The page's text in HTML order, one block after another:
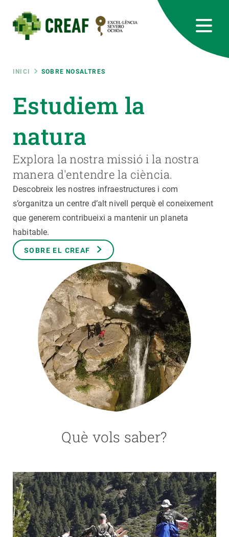
contingut
Fil
d'ariadna
INICI SOBRE NOSALTRES
Estudiem la
natura
Explora la nostra missió i la nostra
manera d'entendre la ciència.
Descobreix les nostres infraestructures i com
s’organitza un centre d’alt nivell perquè el coneixement
que generem contribueixi a mantenir un planeta
habitable.
SOBRE EL CREAF
Què vols saber?
RRSS
Featured
responsive
INTRANET
Responsive
menu
SOBRE NOSALTRES
RECERCA
CIÈNCIA EN ACCIÓ
UNEIX-TE A NOSALTRES
PARTICIPA
NOTÍCIES I AGENDA